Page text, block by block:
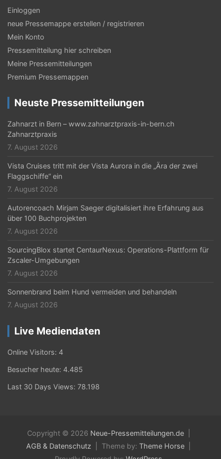
Einloggen
neue Pressemappe erstellen / registrieren
Mein Konto
Pressemitteilung hier schreiben
Meine Pressemitteilungen
Premium Pressemappen
Neuste Pressemitteilungen
Zahnarzt in Bern – www.zahnarztpraxis-in-bern.ch
Zahnarztpraxis
7. August 2026
Vista Cruises tritt mit der Vista Aurora in die „Ära der zwei
Flaggschiffe“ ein
7. August 2026
Autorencoach Mirjam Saeger digitalisiert ihre Erfahrung aus
über 100 Buchprojekten
7. August 2026
SourcingBlox startet CentaurNexus: Operations-Plattform für
Zscaler-Umgebungen
7. August 2026
Sonnenbrand beim Hund vermeiden und behandeln
7. August 2026
Live Mediendaten
Online Visitors: 4
Besucher heute: 4.485
Last 30 Days Views: 78.198
Copyright © 2026 Neue-Pressemitteilungen.de
AGB & Datenschutz
Theme by: Theme Horse